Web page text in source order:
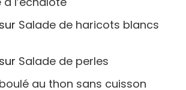
sur Salade de haricots blancs
sur Salade de perles
au thon sans cuisson